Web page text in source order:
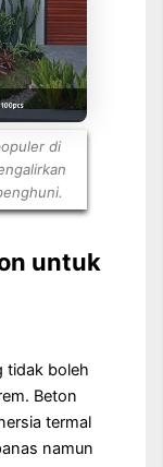
di
untuk
tidak boleh
Beton
termal
namun